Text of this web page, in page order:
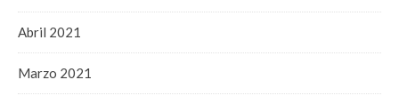
Abril 2021
Marzo 2021